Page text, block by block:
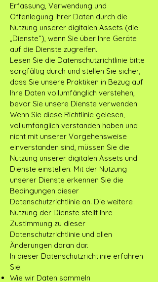
Erfassung, Verwendung und
Offenlegung Ihrer Daten durch die
Nutzung unserer digitalen Assets (die
„Dienste“), wenn Sie über Ihre Geräte
auf die Dienste zugreifen.
Lesen Sie die Datenschutzrichtlinie bitte
sorgfältig durch und stellen Sie sicher,
dass Sie unsere Praktiken in Bezug auf
Ihre Daten vollumfänglich verstehen,
bevor Sie unsere Dienste verwenden.
Wenn Sie diese Richtlinie gelesen,
vollumfänglich verstanden haben und
nicht mit unserer Vorgehensweise
einverstanden sind, müssen Sie die
Nutzung unserer digitalen Assets und
Dienste einstellen. Mit der Nutzung
unserer Dienste erkennen Sie die
Bedingungen dieser
Datenschutzrichtlinie an. Die weitere
Nutzung der Dienste stellt Ihre
Zustimmung zu dieser
Datenschutzrichtlinie und allen
Änderungen daran dar.
In dieser Datenschutzrichtlinie erfahren
Sie:
Wie wir Daten sammeln